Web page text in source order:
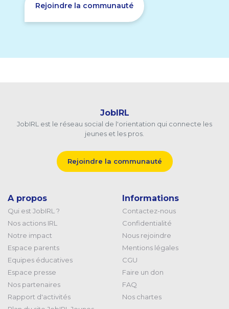
Rejoindre la communauté
JobIRL
JobIRL est le réseau social de l'orientation qui connecte les
jeunes et les pros.
Rejoindre la communauté
A propos
Qui est JobIRL ?
Nos actions IRL
Notre impact
Espace parents
Equipes éducatives
Espace presse
Nos partenaires
Rapport d'activités
Informations
Contactez-nous
Confidentialité
Nous rejoindre
Mentions légales
CGU
Faire un don
FAQ
Nos chartes